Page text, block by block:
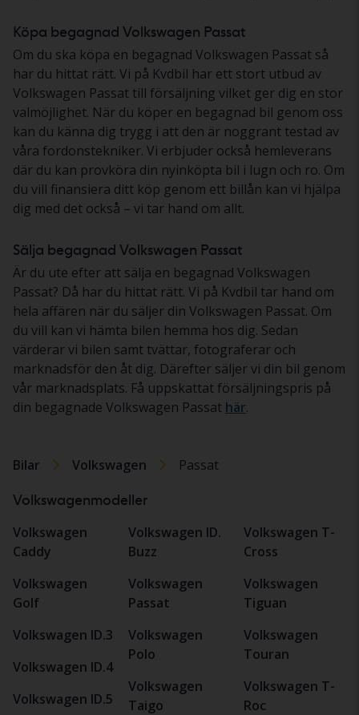
Köpa begagnad Volkswagen Passat
Om du ska köpa en begagnad Volkswagen Passat så
har du hittat rätt. Vi på Kvdbil har ett stort utbud av
Volkswagen Passat till försäljning vilket ger dig en stor
valmöjlighet. När du köper en begagnad bil genom oss
kan du känna dig trygg i att den är noggrant testad av
våra fordonstekniker. Vi erbjuder också hemleverans
där du kan provköra din nyinköpta bil i lugn och ro. Om
du vill finansiera ditt köp genom ett billån kan vi hjälpa
dig med det också – vi tar hand om allt.
Sälja begagnad Volkswagen Passat
Är du ute efter att sälja en begagnad Volkswagen
Passat? Då har du hittat rätt. Vi på Kvdbil tar hand om
hela affären när du säljer din Volkswagen Passat. Om
du vill kan vi hämta bilen hemma hos dig. Sedan
värderar vi bilen samt tvättar, fotograferar och
marknadsför den åt dig. Därefter säljer vi din bil genom
vår marknadsplats. Få uppskattat försäljningspris på
din begagnade Volkswagen Passat här.
Bilar Volkswagen Passat
Volkswagenmodeller
Volkswagen
Caddy
Volkswagen
Golf
Volkswagen ID.3
Volkswagen ID.4
Volkswagen ID.5
Volkswagen ID.
Buzz
Volkswagen
Passat
Volkswagen
Polo
Volkswagen
Taigo
Volkswagen T-
Cross
Volkswagen
Tiguan
Volkswagen
Touran
Volkswagen T-
Roc